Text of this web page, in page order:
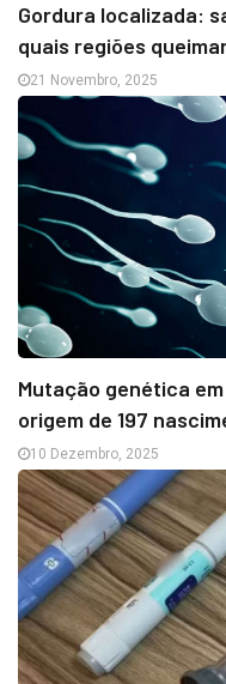
Gordura localizada:
quais regiões
21 Novembro, 2025
Mutação genética
origem de 197
10 Dezembro, 2025